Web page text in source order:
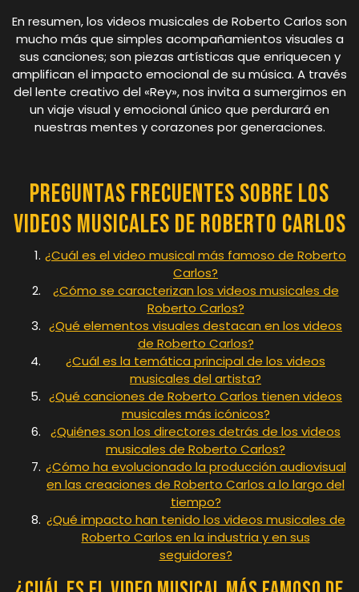
En resumen, los videos musicales de Roberto Carlos son
mucho más que simples acompañamientos visuales a
sus canciones; son piezas artísticas que enriquecen y
amplifican el impacto emocional de su música. A través
del lente creativo del «Rey», nos invita a sumergirnos en
un viaje visual y emocional único que perdurará en
nuestras mentes y corazones por generaciones.
Preguntas Frecuentes sobre los
Videos Musicales de Roberto Carlos
¿Cuál es el video musical más famoso de Roberto
Carlos?
¿Cómo se caracterizan los videos musicales de
Roberto Carlos?
¿Qué elementos visuales destacan en los videos
de Roberto Carlos?
¿Cuál es la temática principal de los videos
musicales del artista?
¿Qué canciones de Roberto Carlos tienen videos
musicales más icónicos?
¿Quiénes son los directores detrás de los videos
musicales de Roberto Carlos?
¿Cómo ha evolucionado la producción audiovisual
en las creaciones de Roberto Carlos a lo largo del
tiempo?
¿Qué impacto han tenido los videos musicales de
Roberto Carlos en la industria y en sus
seguidores?